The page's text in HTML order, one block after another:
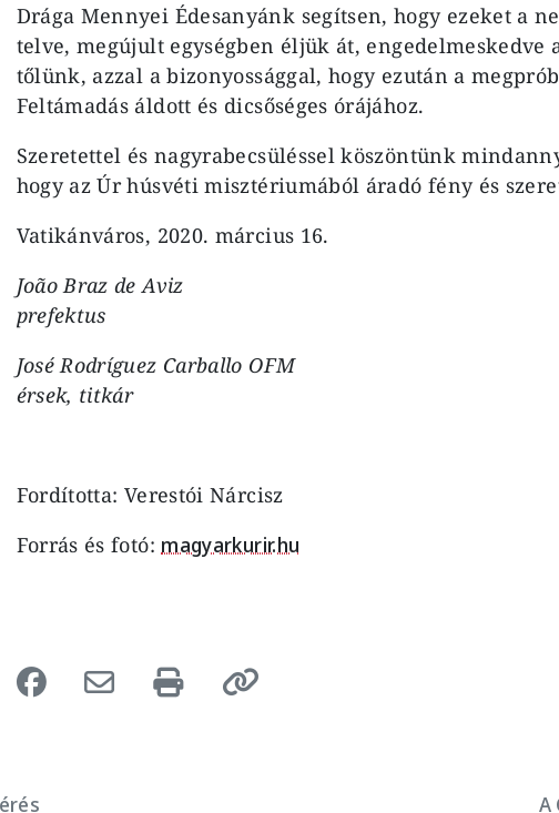
Drága Mennyei Édesanyánk segítsen, hogy ezeket a
telve, megújult egységben éljük át,
tőlünk, azzal a bizonyossággal, hogy ezután a
Feltámadás áldott és dicsőséges órájához.
Szeretettel és nagyrabecsüléssel köszöntünk
hogy az Úr húsvéti misztériumából áradó fény és
Vatikánváros, 2020. március 16.
João Braz de Aviz
prefektus
José Rodríguez Carballo OFM
érsek, titkár
Fordította: Verestói Nárcisz
Forrás és fotó: magyarkurir.hu
A